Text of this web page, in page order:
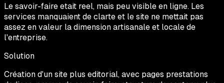
Le savoir-faire etait reel, mais peu visible en ligne. Les
services manquaient de clarte et le site ne mettait pas
assez en valeur la dimension artisanale et locale de
l'entreprise.
Solution
Création d'un site plus editorial, avec pages prestations